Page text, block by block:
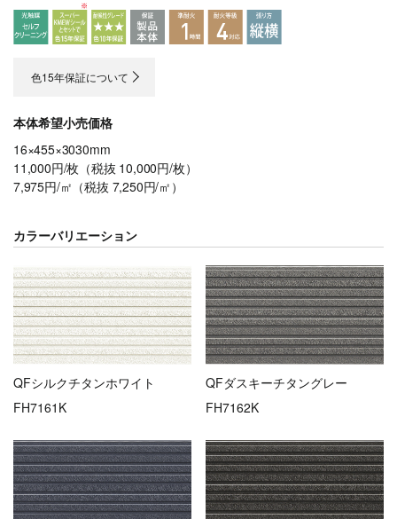
色15年保証について
本体希望小売価格
16×455×3030mm
11,000円/枚（税抜 10,000円/枚）
7,975円/㎡（税抜 7,250円/㎡）
カラーバリエーション
QFシルクチタンホワイト
FH7161K
QFダスキーチタングレー
FH7162K